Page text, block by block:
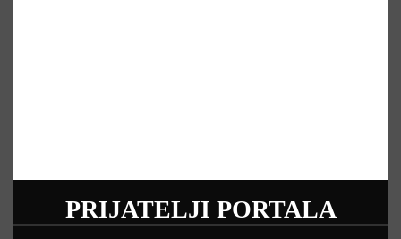
PRIJATELJI PORTALA